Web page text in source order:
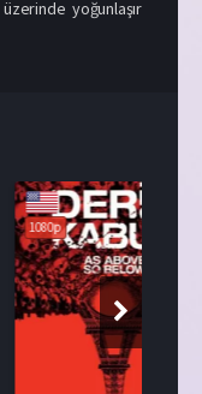
yoğunlaşır